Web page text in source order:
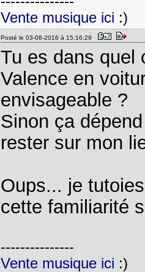
Vente musique ici :)
Posté le 03-08-2016 à 15:16:29
Tu es dans quel
Valence en
envisageable ?
Sinon ça
rester sur mon
Oups... je
cette familiarité
---------------
Vente musique ici :)